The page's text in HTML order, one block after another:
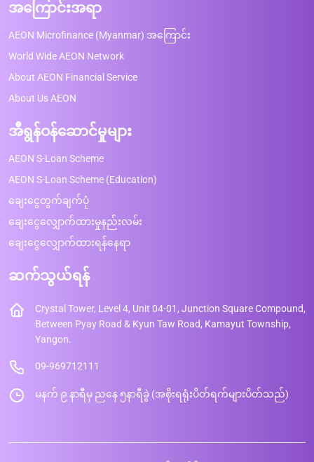
အကြောင်းအရာ
AEON Microfinance (Myanmar) အကြောင်း
World Wide AEON Network
About AEON Financial Service
About Us AEON
အီရွန်ဝန်ဆောင်မှုများ
AEON S-Loan Scheme
AEON S-Loan Scheme (Education)
ချေးငွေတွက်ချက်ပုံ
ချေးငွေလျှောက်ထားမှုနည်းလမ်း
ချေးငွေလျှောက်ထားရန်နေရာ
ဆက်သွယ်ရန်
Crystal Tower, Level 4, Unit 04-01, Junction Square Compound,
Between Pyay Road & Kyun Taw Road, Kamayut Township,
Yangon.
09-969712111
မနက် ၉ နာရီမှ ညနေ ၅နာရီခွဲ (အစိုးရရုံးပိတ်ရက်များပိတ်သည်)